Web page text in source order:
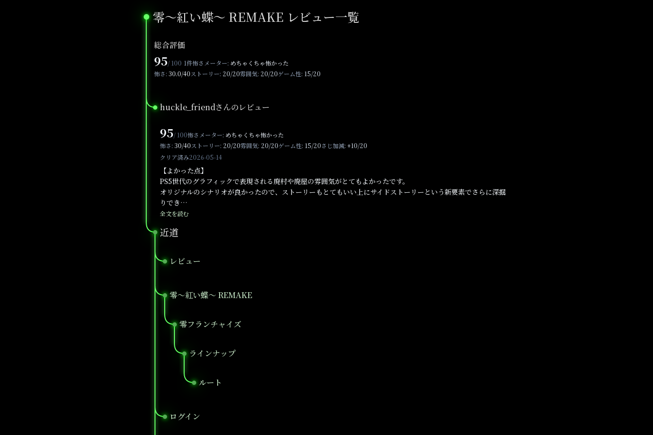
零～紅い蝶～ REMAKE レビュー一覧
●
総合評価
95/ 100 1件怖さメーター: めちゃくちゃ怖かった
怖さ: 30.0/40ストーリー: 20/20雰囲気: 20/20ゲーム性: 15/20
huckle_friendさんのレビュー
●
95/ 100怖さメーター: めちゃくちゃ怖かった
怖さ: 30/40ストーリー: 20/20雰囲気: 20/20ゲーム性: 15/20さじ加減: +10/20
クリア済み2026-05-14
【よかった点】
PS5世代のグラフィックで表現される廃村や廃屋の雰囲気がとてもよかったです。
オリジナルのシナリオが良かったので、ストーリーもとてもいい上にサイドストーリーという新要素でさらに深掘
りでき…
全文を読む
近道
●
レビュー
●
零～紅い蝶～ REMAKE
●
零フランチャイズ
●
ラインナップ
●
ルート
●
ログイン
●